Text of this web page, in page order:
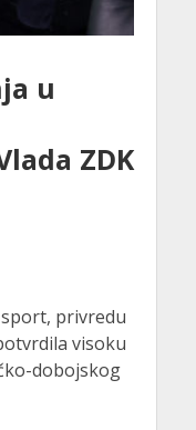
u
ZDK
sport, privredu
visoku
dobojskog